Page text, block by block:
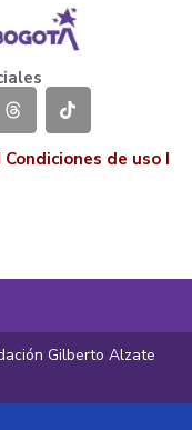
Condiciones de uso I
Gilberto Alzate